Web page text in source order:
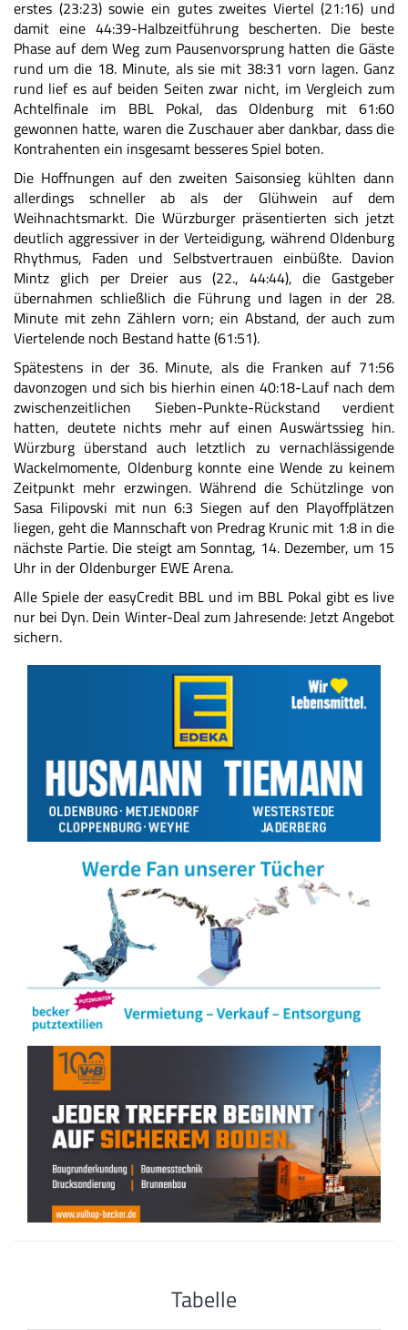
erstes (23:23) sowie ein gutes zweites Viertel (21:16) und
damit eine 44:39-Halbzeitführung bescherten. Die beste
Phase auf dem Weg zum Pausenvorsprung hatten die Gäste
rund um die 18. Minute, als sie mit 38:31 vorn lagen. Ganz
rund lief es auf beiden Seiten zwar nicht, im Vergleich zum
Achtelfinale im BBL Pokal, das Oldenburg mit 61:60
gewonnen hatte, waren die Zuschauer aber dankbar, dass die
Kontrahenten ein insgesamt besseres Spiel boten.
Die Hoffnungen auf den zweiten Saisonsieg kühlten dann
allerdings schneller ab als der Glühwein auf dem
Weihnachtsmarkt. Die Würzburger präsentierten sich jetzt
deutlich aggressiver in der Verteidigung, während Oldenburg
Rhythmus, Faden und Selbstvertrauen einbüßte. Davion
Mintz glich per Dreier aus (22., 44:44), die Gastgeber
übernahmen schließlich die Führung und lagen in der 28.
Minute mit zehn Zählern vorn; ein Abstand, der auch zum
Viertelende noch Bestand hatte (61:51).
Spätestens in der 36. Minute, als die Franken auf 71:56
davonzogen und sich bis hierhin einen 40:18-Lauf nach dem
zwischenzeitlichen Sieben-Punkte-Rückstand verdient
hatten, deutete nichts mehr auf einen Auswärtssieg hin.
Würzburg überstand auch letztlich zu vernachlässigende
Wackelmomente, Oldenburg konnte eine Wende zu keinem
Zeitpunkt mehr erzwingen. Während die Schützlinge von
Sasa Filipovski mit nun 6:3 Siegen auf den Playoffplätzen
liegen, geht die Mannschaft von Predrag Krunic mit 1:8 in die
nächste Partie. Die steigt am Sonntag, 14. Dezember, um 15
Uhr in der Oldenburger EWE Arena.
Alle Spiele der easyCredit BBL und im BBL Pokal gibt es live
nur bei Dyn. Dein Winter-Deal zum Jahresende:Jetzt Angebot
sichern.
Tabelle